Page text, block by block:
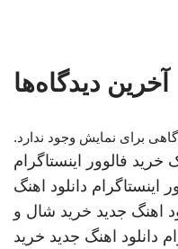
آخرین دیدگاه‌ها
برای نمایش وجود ندارد.
خرید فالوور اینستاگرام
اینستاگرام دانلود اهنگ
اهنگ جدید خرید شال و
دانلود اهنگ جدید خرید